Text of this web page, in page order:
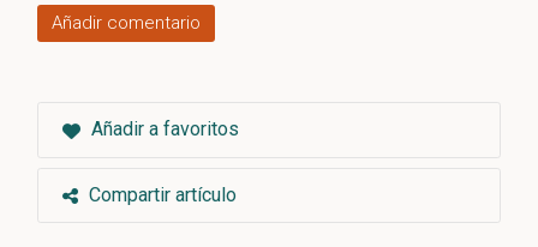
Añadir comentario
Añadir a favoritos
Compartir artículo